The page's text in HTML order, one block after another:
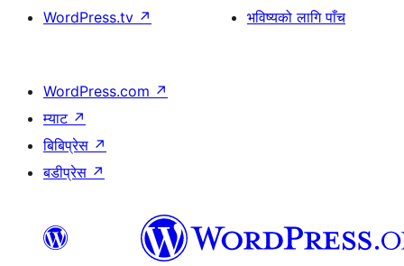
WordPress.tv ↗
भविष्यको लागि पाँच
WordPress.com ↗
म्याट ↗
बिबिप्रेस ↗
बडीप्रेस ↗